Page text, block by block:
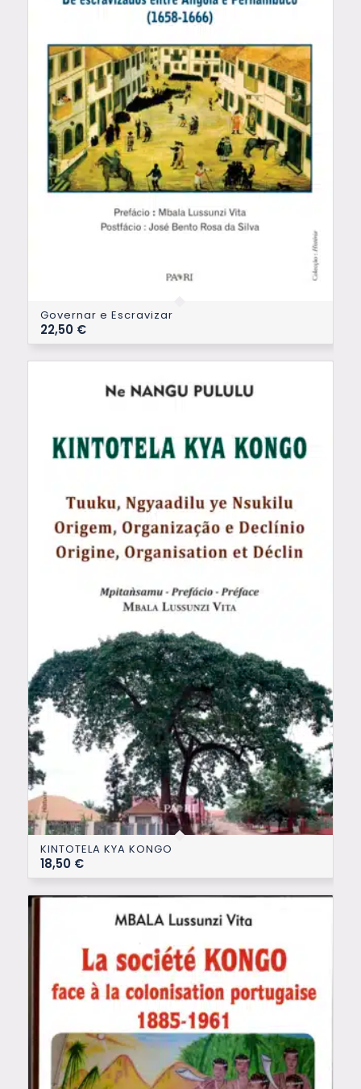
Governar e Escravizar
22,50 €
KINTOTELA KYA KONGO
18,50 €